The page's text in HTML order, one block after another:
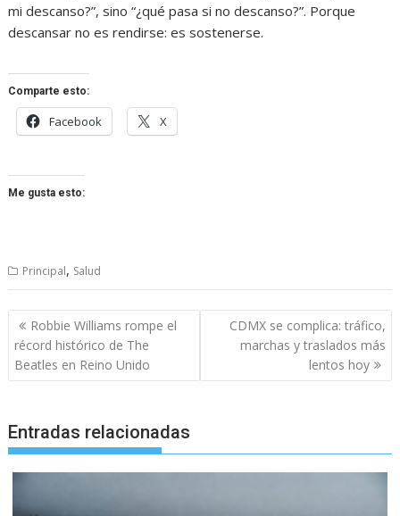
mi descanso?”, sino “¿qué pasa si no descanso?”. Porque
descansar no es rendirse: es sostenerse.
Comparte esto:
Facebook X
Me gusta esto:
Principal, Salud
Navegación
de
entradas
Robbie Williams rompe el
récord histórico de The
Beatles en Reino Unido
CDMX se complica: tráfico,
marchas y traslados más
lentos hoy
Entradas relacionadas